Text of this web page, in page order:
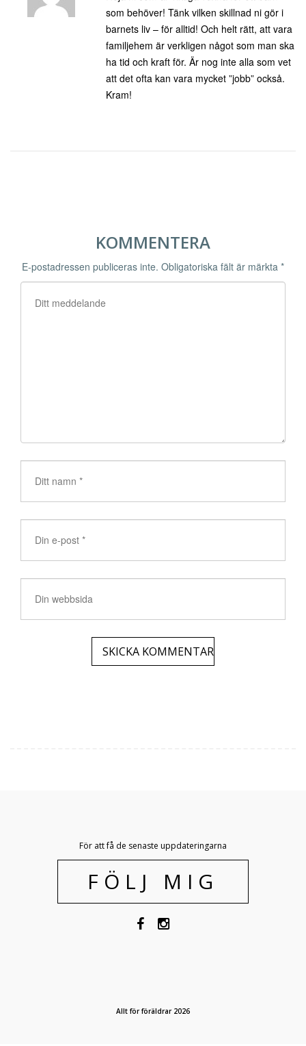
som behöver! Tänk vilken skillnad ni gör i
barnets liv – för alltid! Och helt rätt, att vara
familjehem är verkligen något som man ska
ha tid och kraft för. Är nog inte alla som vet
att det ofta kan vara mycket ”jobb” också.
Kram!
KOMMENTERA
E-postadressen publiceras inte. Obligatoriska fält är märkta *
För att få de senaste uppdateringarna
FÖLJ MIG
Allt för föräldrar 2026